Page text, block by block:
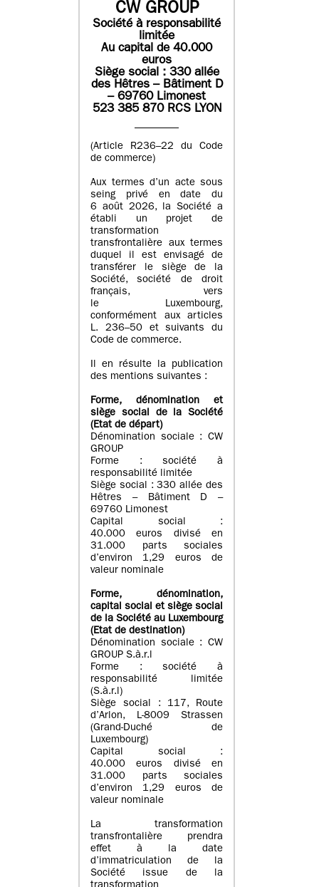
CW GROUP
Société à responsabilité
limitée
Au capital de 40.000
euros
Siège social : 330 allée
des Hêtres – Bâtiment D
– 69760 Limonest
523 385 870 RCS LYON
(Article R236–22 du Code
de commerce)
Aux termes d’un acte sous
seing privé en date du
6 août 2026, la Société a
établi un projet de
transformation
transfrontalière aux termes
duquel il est envisagé de
transférer le siège de la
Société, société de droit
français, vers
le Luxembourg,
conformément aux articles
L. 236–50 et suivants du
Code de commerce.
Il en résulte la publication
des mentions suivantes :
Forme, dénomination et
siège social de la Société
(Etatde départ)
Dénomination sociale : CW
GROUP
Forme : société à
responsabilité limitée
Siège social : 330 allée des
Hêtres – Bâtiment D –
69760 Limonest
Capital social :
40.000 euros divisé en
31.000 parts sociales
d’environ 1,29 euros de
valeur nominale
Forme, dénomination,
capital social et siège social
de la Société au Luxembourg
(Etat de destination)
Dénomination sociale : CW
GROUP S.à.r.l
Forme : société à
responsabilité limitée
(S.à.r.l)
Siège social : 117, Route
d’Arlon, L-8009 Strassen
(Grand-Duché de
Luxembourg)
Capital social :
40.000 euros divisé en
31.000 parts sociales
d’environ 1,29 euros de
valeur nominale
La transformation
transfrontalière prendra
effet à la date
d’immatriculation de la
Société issue de la